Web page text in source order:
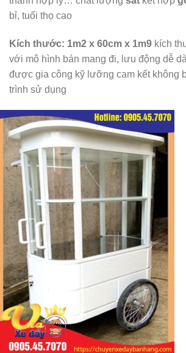
bỉ, tuổi thọ cao
Kích thước: 1m2 x 60cm x 1m9 kích
với mô hình bán mang đi, lưu động dễ
được gia công kỹ lưỡng cam kết không
trình sử dụng